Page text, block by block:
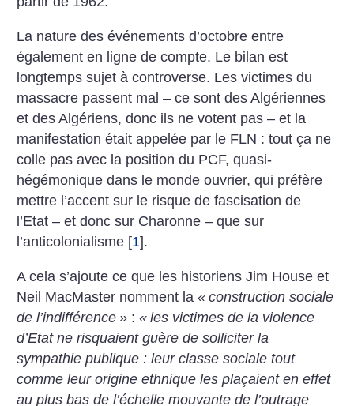
La nature des événements d’octobre entre
également en ligne de compte. Le bilan est
longtemps sujet à controverse. Les victimes du
massacre passent mal – ce sont des Algériennes
et des Algériens, donc ils ne votent pas – et la
manifestation était appelée par le FLN : tout ça ne
colle pas avec la position du PCF, quasi-
hégémonique dans le monde ouvrier, qui préfère
mettre l’accent sur le risque de fascisation de
l’Etat – et donc sur Charonne – que sur
l’anticolonialisme [1].
A cela s’ajoute ce que les historiens Jim House et
Neil MacMaster nomment la« construction sociale
de l’indifférence » :« les victimes de la violence
d’Etat ne risquaient guère de solliciter la
sympathie publique : leur classe sociale tout
comme leur origine ethnique les plaçaient en effet
au plus bas de l’échelle mouvante de l’outrage